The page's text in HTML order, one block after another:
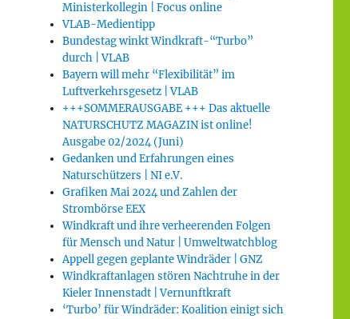
Ministerkollegin | Focus online
VLAB-Medientipp
Bundestag winkt Windkraft-“Turbo”
durch | VLAB
Bayern will mehr “Flexibilität” im
Luftverkehrsgesetz | VLAB
+++SOMMERAUSGABE +++ Das aktuelle
NATURSCHUTZ MAGAZIN ist online!
Ausgabe 02/2024 (Juni)
Gedanken und Erfahrungen eines
Naturschützers | NI e.V.
Grafiken Mai 2024 und Zahlen der
Strombörse EEX
Windkraft und ihre verheerenden Folgen
für Mensch und Natur | Umweltwatchblog
Appell gegen geplante Windräder | GNZ
Windkraftanlagen stören Nachtruhe in der
Kieler Innenstadt | Vernunftkraft
‘Turbo’ für Windräder: Koalition einigt sich